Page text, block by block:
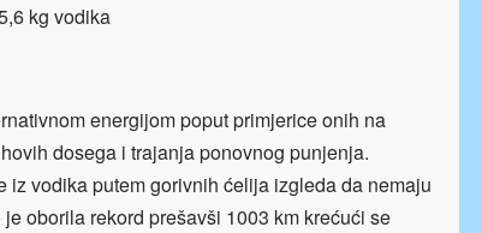
kg vodika
energijom poput primjerice onih na
dosega i trajanja ponovnog punjenja.
vodika putem gorivnih ćelija izgleda da nemaju
oborila rekord prešavši 1003 km krećući se